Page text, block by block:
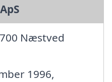
Næstved
1996,